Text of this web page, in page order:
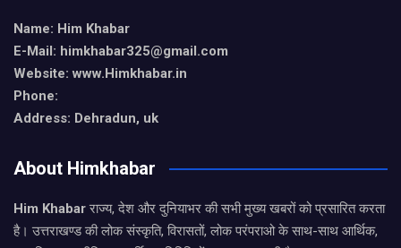
Name: Him Khabar
E-Mail: himkhabar325@gmail.com
Website: www.Himkhabar.in
Phone:
Address: Dehradun, uk
About Himkhabar
Him Khabarराज्य, देश और दुनियाभर की सभी मुख्य खबरों को प्रसारित करता
है। उत्तराखण्ड की लोक संस्कृति, विरासतों, लोक परंपराओ के साथ-साथ आर्थिक,